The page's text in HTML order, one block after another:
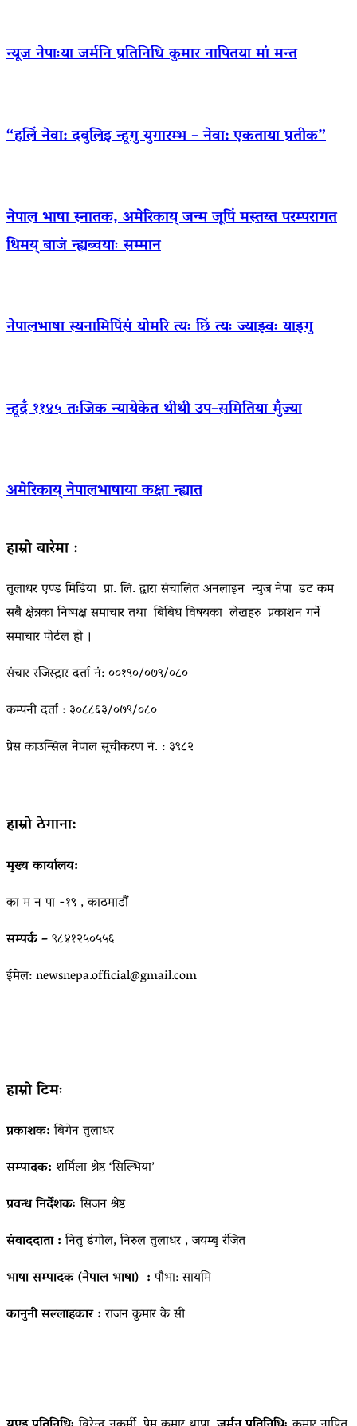
न्यूज नेपाःया जर्मनि प्रतिनिधि कुमार नापितया मां मन्त
“हलिं नेवा: दबुलिइ न्हूगु युगारम्भ – नेवा: एकताया प्रतीक”
नेपाल भाषा स्नातक, अमेरिकाय् जन्म जूपिं मस्तय्त परम्परागत
धिमय् बाजं न्ह्यब्वयाः सम्मान
नेपालभाषा स्यनामिपिंसं योमरि त्यः छिं त्यः ज्याझ्वः याइगु
न्हूदँ ११४५ तःजिक न्यायेकेत थीथी उप–समितिया मुँज्या
अमेरिकाय् नेपालभाषाया कक्षा न्ह्यात
हाम्रो बारेमा :
तुलाधर एण्ड मिडिया प्रा. लि. द्वारा संचालित अनलाइन न्युज नेपा डट कम
सबै क्षेत्रका निष्पक्ष समाचार तथा बिबिध विषयका लेखहरु प्रकाशन गर्ने
समाचार पोर्टल हो ।
संचार रजिस्ट्रार दर्ता नं: ००१९०/०७९/०८०
कम्पनी दर्ता : ३०८८६३/०७९/०८०
प्रेस काउन्सिल नेपाल सूचीकरण नं. : ३९८२
हाम्रो ठेगाना:
मुख्य कार्यालय:
का म न पा -१९ , काठमाडौं
सम्पर्क –९८४१२५०५५६
ईमेल: newsnepa.official@gmail.com
हाम्रो टिमः
प्रकाशक:बिगेन तुलाधर
सम्पादक: शर्मिला श्रेष्ठ ‘सिल्भिया’
प्रवन्ध निर्देशकःसिजन श्रेष्ठ
संवाददाता :नितु डंगोल, निरुल तुलाधर , जयम्बु रंजित
भाषा सम्पादक (नेपाल भाषा) :पौभा: सायमि
कानुनी सल्लाहकार :राजन कुमार के सी